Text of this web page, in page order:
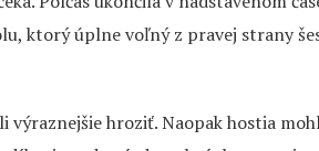
ktorý úplne voľný z pravej strany
výraznejšie hroziť. Naopak hostia